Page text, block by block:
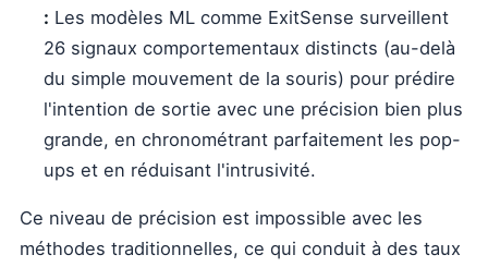
: Les modèles ML comme ExitSense surveillent
26 signaux comportementaux distincts (au-delà
du simple mouvement de la souris) pour prédire
l'intention de sortie avec une précision bien plus
grande, en chronométrant parfaitement les pop-
ups et en réduisant l'intrusivité.
Ce niveau de précision est impossible avec les
méthodes traditionnelles, ce qui conduit à des taux